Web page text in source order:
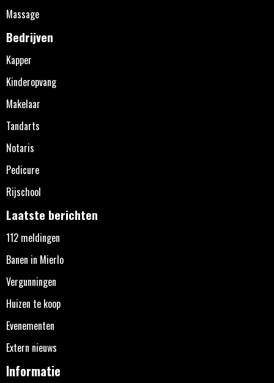
Massage
Bedrijven
Kapper
Kinderopvang
Makelaar
Tandarts
Notaris
Pedicure
Rijschool
Laatste berichten
112 meldingen
Banen in Mierlo
Vergunningen
Huizen te koop
Evenementen
Extern nieuws
Informatie